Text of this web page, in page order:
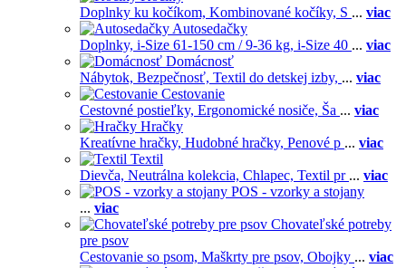
Doplnky ku kočíkom, Kombinované kočíky, S ... viac
Autosedačky
Doplnky, i-Size 61-150 cm / 9-36 kg, i-Size 40 ... viac
Domácnosť
Nábytok, Bezpečnosť, Textil do detskej izby, ... viac
Cestovanie
Cestovné postieľky, Ergonomické nosiče, Ša ... viac
Hračky
Kreatívne hračky, Hudobné hračky, Penové p ... viac
Textil
Dievča, Neutrálna kolekcia, Chlapec, Textil pr ... viac
POS - vzorky a stojany
... viac
Chovateľské potreby
pre psov
Cestovanie so psom, Maškrty pre psov, Obojky ... viac